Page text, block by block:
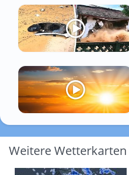
Weitere Wetterkarten